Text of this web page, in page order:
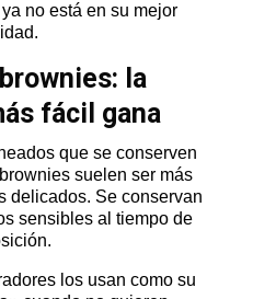
no está en su mejor
la
fácil gana
que se conserven
suelen ser más
delicados. Se conservan
sensibles al tiempo de
los usan como su